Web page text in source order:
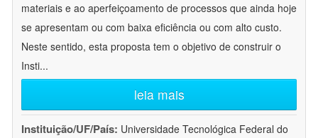
materiais e ao aperfeiçoamento de processos que ainda hoje
se apresentam ou com baixa eficiência ou com alto custo.
Neste sentido, esta proposta tem o objetivo de construir o
Insti...
leia mais
Instituição/UF/País: Universidade Tecnológica Federal do